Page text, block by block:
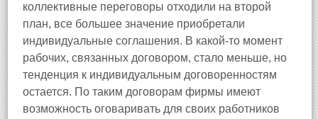
коллективные переговоры отходили на второй
план, все большее значение приобретали
индивидуальные соглашения. В какой‑то момент
рабочих, связанных договором, стало меньше, но
тенденция к индивидуальным договоренностям
остается. По таким договорам фирмы имеют
возможность оговаривать для своих работников